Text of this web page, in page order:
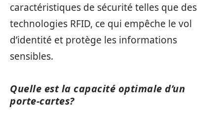
caractéristiques de sécurité telles que des
technologies RFID, ce qui empêche le vol
d’identité et protège les informations
sensibles.
Quelle est la capacité optimale d’un
porte-cartes?